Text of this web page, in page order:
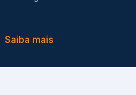
Saiba mais